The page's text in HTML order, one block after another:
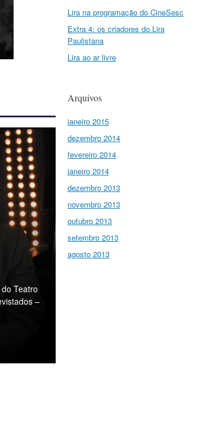
Teatro
–
Lira na programação do CineSesc
Extra 4: os criadores do Lira
Paulistana
Lira ao ar livre
Arquivos
janeiro 2015
dezembro 2014
fevereiro 2014
janeiro 2014
dezembro 2013
novembro 2013
outubro 2013
setembro 2013
agosto 2013